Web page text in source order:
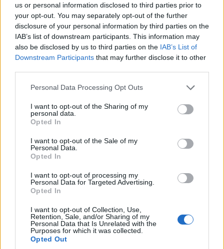
us or personal information disclosed to third parties prior to
your opt-out. You may separately opt-out of the further
disclosure of your personal information by third parties on the
IAB’s list of downstream participants. This information may
also be disclosed by us to third parties on the IAB’s List of
Downstream Participants that may further disclose it to other
Please note that this website/app uses one or more Google
not limited to your visit or usage behaviour. You may click to
grant or deny consent to Google and its third-party tags to
use your data for below specified purposes in below Google
consent section.
Personal Data Processing Opt Outs
I want to opt-out of the Sharing of my
personal data.
Opted In
I want to opt-out of the Sale of my
Personal Data.
Opted In
I want to opt-out of processing my
Personal Data for Targeted Advertising.
Opted In
I want to opt-out of Collection, Use,
Retention, Sale, and/or Sharing of my
Personal Data that Is Unrelated with the
Purposes for which it was collected.
Opted Out
Αίγυπτος: Η Πολεμική Αεροπορία αποκατέστησε
το Μνημείο των Ελλήνων Πολεμιστών στο Κάιρο